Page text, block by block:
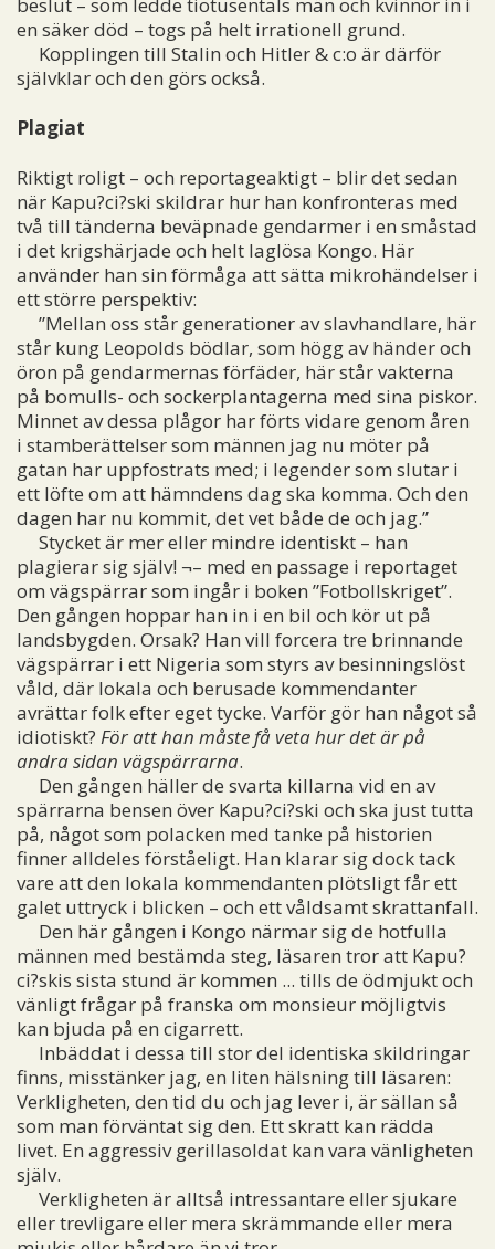
beslut – som ledde tiotusentals män och kvinnor in i
en säker död – togs på helt irrationell grund.
Kopplingen till Stalin och Hitler & c:o är därför
självklar och den görs också.
Plagiat
Riktigt roligt – och reportageaktigt – blir det sedan
när Kapu?ci?ski skildrar hur han konfronteras med
två till tänderna beväpnade gendarmer i en småstad
i det krigshärjade och helt laglösa Kongo. Här
använder han sin förmåga att sätta mikrohändelser i
ett större perspektiv:
”Mellan oss står generationer av slavhandlare, här
står kung Leopolds bödlar, som högg av händer och
öron på gendarmernas förfäder, här står vakterna
på bomulls- och sockerplantagerna med sina piskor.
Minnet av dessa plågor har förts vidare genom åren
i stamberättelser som männen jag nu möter på
gatan har uppfostrats med; i legender som slutar i
ett löfte om att hämndens dag ska komma. Och den
dagen har nu kommit, det vet både de och jag.”
Stycket är mer eller mindre identiskt – han
plagierar sig själv! ¬– med en passage i reportaget
om vägspärrar som ingår i boken ”Fotbollskriget”.
Den gången hoppar han in i en bil och kör ut på
landsbygden. Orsak? Han vill forcera tre brinnande
vägspärrar i ett Nigeria som styrs av besinningslöst
våld, där lokala och berusade kommendanter
avrättar folk efter eget tycke. Varför gör han något så
idiotiskt? För att han måste få veta hur det är på
andra sidan vägspärrarna.
Den gången häller de svarta killarna vid en av
spärrarna bensen över Kapu?ci?ski och ska just tutta
på, något som polacken med tanke på historien
finner alldeles förståeligt. Han klarar sig dock tack
vare att den lokala kommendanten plötsligt får ett
galet uttryck i blicken – och ett våldsamt skrattanfall.
Den här gången i Kongo närmar sig de hotfulla
männen med bestämda steg, läsaren tror att Kapu?
ci?skis sista stund är kommen ... tills de ödmjukt och
vänligt frågar på franska om monsieur möjligtvis
kan bjuda på en cigarrett.
Inbäddat i dessa till stor del identiska skildringar
finns, misstänker jag, en liten hälsning till läsaren:
Verkligheten, den tid du och jag lever i, är sällan så
som man förväntat sig den. Ett skratt kan rädda
livet. En aggressiv gerillasoldat kan vara vänligheten
själv.
Verkligheten är alltså intressantare eller sjukare
eller trevligare eller mera skrämmande eller mera